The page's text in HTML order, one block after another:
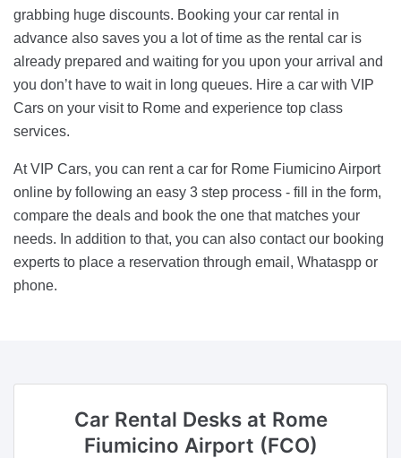
grabbing huge discounts. Booking your car rental in
advance also saves you a lot of time as the rental car is
already prepared and waiting for you upon your arrival and
you don’t have to wait in long queues. Hire a car with VIP
Cars on your visit to Rome and experience top class
services.
At VIP Cars, you can rent a car for Rome Fiumicino Airport
online by following an easy 3 step process - fill in the form,
compare the deals and book the one that matches your
needs. In addition to that, you can also contact our booking
experts to place a reservation through email, Whataspp or
phone.
Car Rental Desksat Rome
Fiumicino Airport (FCO)